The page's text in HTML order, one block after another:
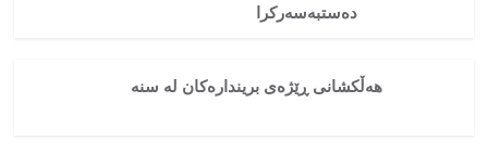
دەستبەسەرکرا
هەڵکشانی ڕێژەی بریندارەکان لە سنە